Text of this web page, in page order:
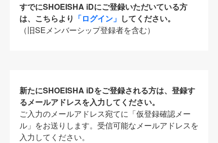
すでにSHOEISHA iDにご登録いただいている方
は、こちらより 「ログイン」 してください。
（旧SEメンバーシップ登録者を含む）
新たにSHOEISHA iDをご登録される方は、登録す
るメールアドレスを入力してください。
ご入力のメールアドレス宛てに「仮登録確認メー
ル」をお送りします。受信可能なメールアドレスを
入力してください。